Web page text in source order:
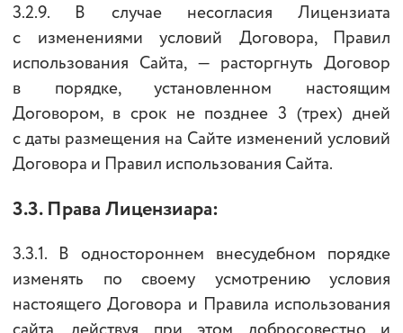
3.2.9. В случае несогласия Лицензиата
с изменениями условий Договора, Правил
использования Сайта, — расторгнуть Договор
в порядке, установленном настоящим
Договором, в срок не позднее 3 (трех) дней
с даты размещения на Сайте изменений условий
Договора и Правил использования Сайта.
3.3. Права Лицензиара:
3.3.1. В одностороннем внесудебном порядке
изменять по своему усмотрению условия
настоящего Договора и Правила использования